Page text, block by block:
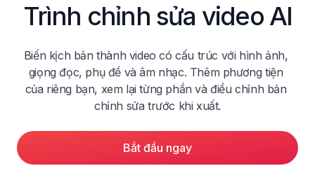
Trình chỉnh sửa video AI
Biến kịch bản thành video có cấu trúc với hình ảnh,
giọng đọc, phụ đề và âm nhạc. Thêm phương tiện
của riêng bạn, xem lại từng phần và điều chỉnh bản
chỉnh sửa trước khi xuất.
Bắt đầu ngay